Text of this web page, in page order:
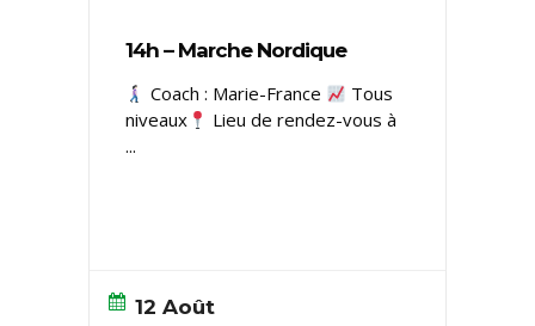
14h – Marche Nordique
Coach : Marie-France
Tous
niveaux ​
Lieu de rendez-vous à
...
12 Août